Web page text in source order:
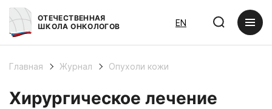
ОТЕЧЕСТВЕННАЯ
ШКОЛА ОНКОЛОГОВ
EN
Главная Журнал Опухоли кожи
Хирургическое лечение